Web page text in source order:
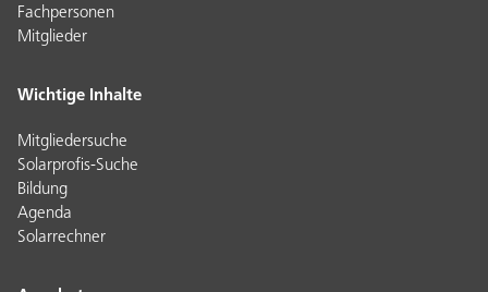
Fachpersonen
Mitglieder
Wichtige Inhalte
Mitgliedersuche
Solarprofis-Suche
Bildung
Agenda
Solarrechner